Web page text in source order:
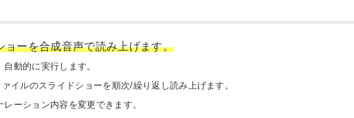
ョーを合成音声で読み上げます。
動的に実行します。
イルのスライドショーを順次/繰り返し読み上げます。
ーション内容を変更できます。